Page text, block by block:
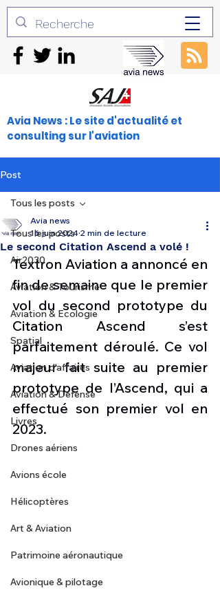
Avia News : Le site d'actualité et
consulting sur l'aviation
Post
Tous les posts
Air2030
Aviation & Tourisme
Aviation & Ecologie
Spatial
Aviation d'affaires
Aviation & Défense
Livres
Drones aériens
Avions école
Hélicoptères
Art & Aviation
Patrimoine aéronautique
Avionique & pilotage
Tous les posts
Le second Citation Ascend a volé !
Avia news
16 juin 2024 2 min de lecture
Textron Aviation a annoncé en
fin de semaine que le premier
vol du second prototype du
Citation Ascend s’est
parfaitement déroulé. Ce vol
majeur fait suite au premier
prototype de l’Ascend, qui a
effectué son premier vol en
2023.